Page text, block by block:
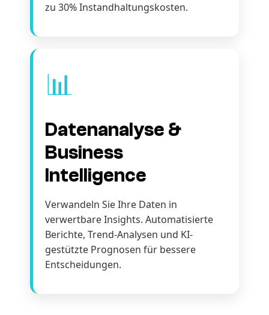
zu 30% Instandhaltungskosten.
📊
Datenanalyse &
Business
Intelligence
Verwandeln Sie Ihre Daten in
verwertbare Insights. Automatisierte
Berichte, Trend-Analysen und KI-
gestützte Prognosen für bessere
Entscheidungen.